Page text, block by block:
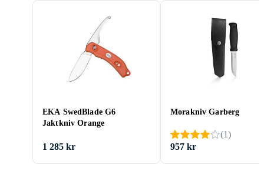
EKA SwedBlade G6
Jaktkniv Orange
1 285 kr
Morakniv Garberg
(1)
957 kr